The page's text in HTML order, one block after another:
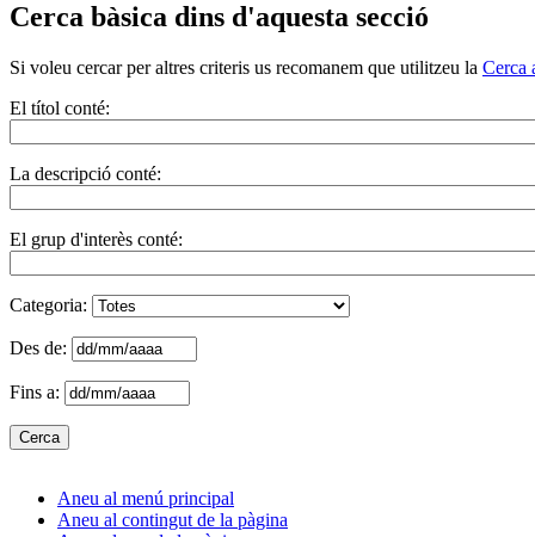
Cerca bàsica dins d'aquesta secció
Si voleu cercar per altres criteris us recomanem que utilitzeu la Cerca
El títol conté:
La descripció conté:
El grup d'interès conté:
Categoria:
Des de:
Fins a:
Aneu al menú principal
Aneu al contingut de la pàgina